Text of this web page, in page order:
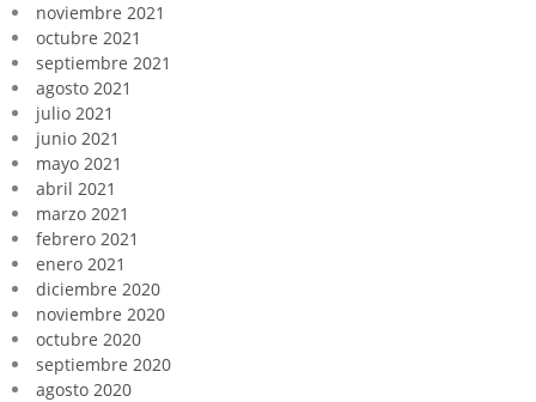
noviembre 2021
octubre 2021
septiembre 2021
agosto 2021
julio 2021
junio 2021
mayo 2021
abril 2021
marzo 2021
febrero 2021
enero 2021
diciembre 2020
noviembre 2020
octubre 2020
septiembre 2020
agosto 2020